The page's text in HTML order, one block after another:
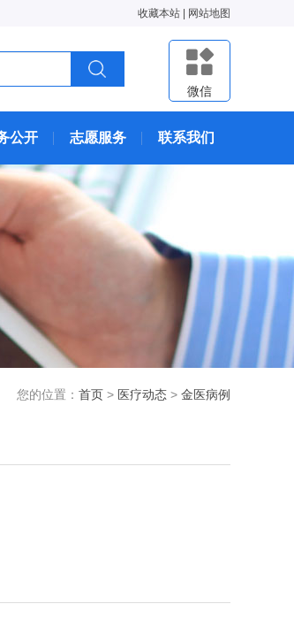
收藏本站 网站地图
微信
公开 志愿服务 联系我们
您的位置： 首页 > 医疗动态 > 金医病例